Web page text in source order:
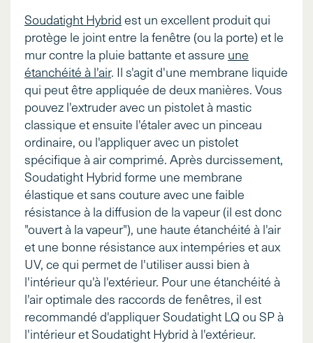
Soudatight Hybrid est un excellent produit qui
protège le joint entre la fenêtre (ou la porte) et le
mur contre la pluie battante et assure une
étanchéité à l'air. Il s'agit d'une membrane liquide
qui peut être appliquée de deux manières. Vous
pouvez l'extruder avec un pistolet à mastic
classique et ensuite l'étaler avec un pinceau
ordinaire, ou l'appliquer avec un pistolet
spécifique à air comprimé. Après durcissement,
Soudatight Hybrid forme une membrane
élastique et sans couture avec une faible
résistance à la diffusion de la vapeur (il est donc
"ouvert à la vapeur"), une haute étanchéité à l'air
et une bonne résistance aux intempéries et aux
UV, ce qui permet de l'utiliser aussi bien à
l'intérieur qu'à l'extérieur. Pour une étanchéité à
l'air optimale des raccords de fenêtres, il est
recommandé d'appliquer Soudatight LQ ou SP à
l'intérieur et Soudatight Hybrid à l'extérieur.